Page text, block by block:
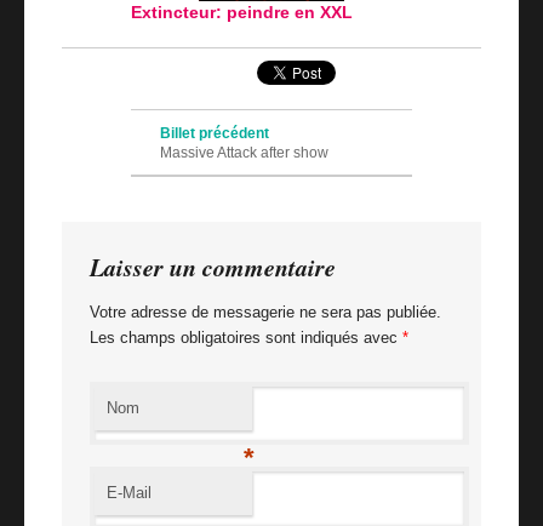
Extincteur: peindre en XXL
Billet précédent
Massive Attack after show
Laisser un commentaire
Votre adresse de messagerie ne sera pas publiée.
Les champs obligatoires sont indiqués avec *
Nom
*
E-Mail